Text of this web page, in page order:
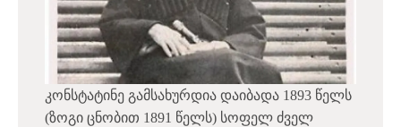
კონსტატინე გამსახურდია დაიბადა 1893 წელს
(ზოგი ცნობით 1891 წელს) სოფელ ძველ